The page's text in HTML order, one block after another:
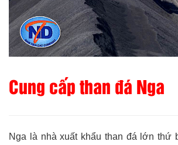
Cung cấp than đá Nga
Nga là nhà xuất khẩu than đá lớn thứ